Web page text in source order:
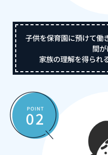
子供を保育園に預けて働
間が
家族の理解を得られ